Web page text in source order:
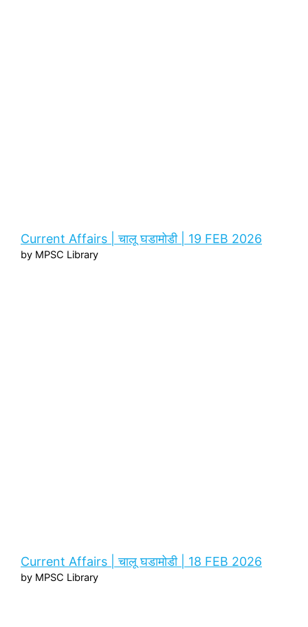
Current Affairs | चालू घडामोडी | 19 FEB 2026
by MPSC Library
Current Affairs | चालू घडामोडी | 18 FEB 2026
by MPSC Library